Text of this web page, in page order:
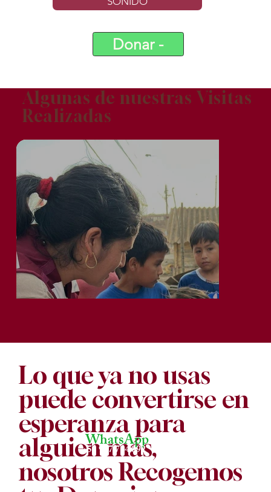
Donar -
Lo que ya no usas
puede convertirse en
esperanza para
alguien más,
nosotros Recogemos
WhatsApp
+51 917 714 092
Algunas de nuestras Visitas
Realizadas